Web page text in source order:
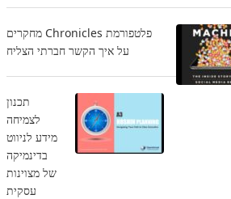
פלטפורמת Chronicles מחקרים
על איך הקשר חברתי הצליח
תכנון
לצמיחה
מידע לניווט
בדינמיקה
של מצוינות
עסקית